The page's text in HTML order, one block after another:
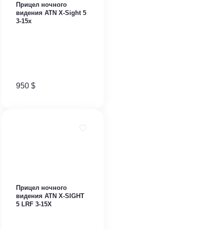
Прицел ночного
видения ATN X-Sight 5
3-15x
950 $
Прицел ночного
видения ATN X-SIGHT
5 LRF 3-15X